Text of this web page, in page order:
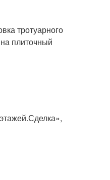
тротуарного
плиточный